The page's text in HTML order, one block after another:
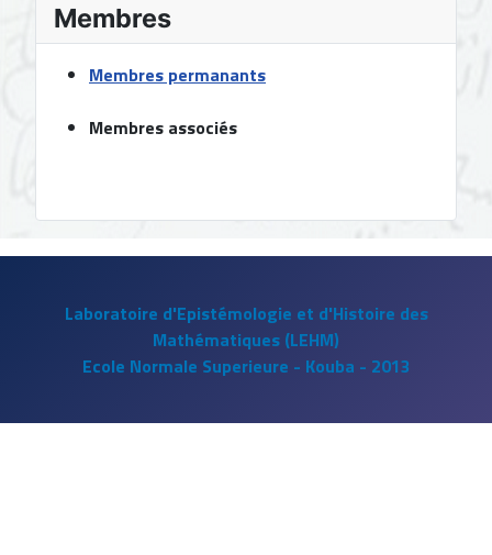
Membres
Membres permanants
Membres associés
Laboratoire d'Epistémologie et d'Histoire des
Mathématiques (LEHM)
Ecole Normale Superieure - Kouba - 2013